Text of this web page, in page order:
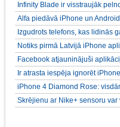
Infinity Blade ir visstraujāk
Alfa piedāvā iPhone un
Izgudrots telefons, kas lidinās
Notiks pirmā Latvijā iPhone
Facebook atjauninājuši
Ir atrasta iespēja ignorēt
iPhone 4 Diamond Rose:
Skrējienu ar Nike+ sensoru var